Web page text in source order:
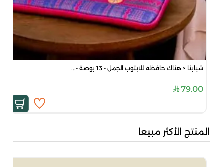
شبابنا × هناك حافظة للابتوب الجمل - 13 بوصة -...
79.00
المنتج الأكثر مبيعا